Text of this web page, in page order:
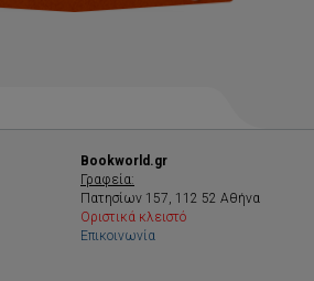
Bookworld.gr
Γραφεία:
Πατησίων 157, 112 52 Αθήνα
Οριστικά κλειστό
Επικοινωνία